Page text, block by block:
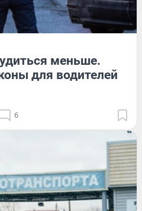
меньше.
для водителей
6